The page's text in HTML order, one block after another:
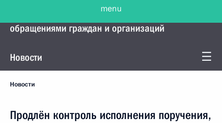
Управление Президента по работе с
обращениями граждан и организаций
Новости
Новости
Продлён контроль исполнения поручения,